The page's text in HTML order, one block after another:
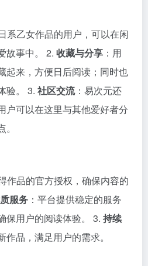
系乙女作品的用户，可以在闲
故事中。 2. 收藏与分享 ：用
起来，方便日后阅读；同时也
验。 3. 社区交流：易次元还
户可以在这里与其他爱好者分
作品的官方授权，确保内容的
服务 ：平台提供稳定的服务
保用户的阅读体验。 3. 持续
作品，满足用户的需求。